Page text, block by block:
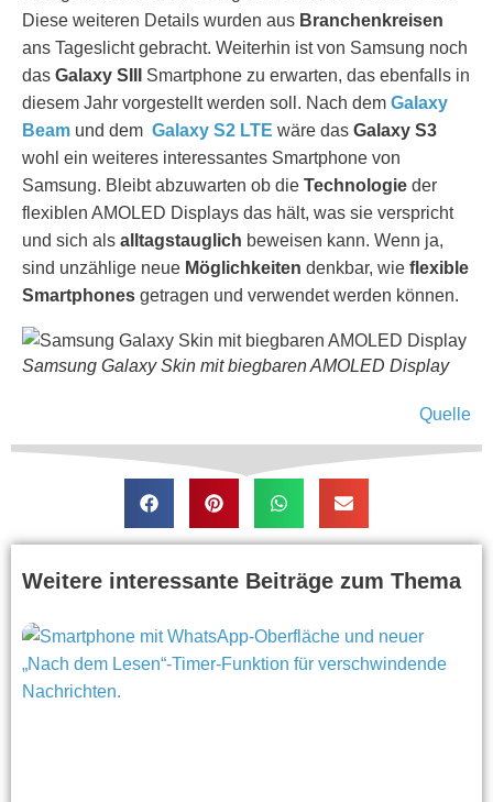
Diese weiteren Details wurden aus Branchenkreisen
ans Tageslicht gebracht. Weiterhin ist von Samsung noch
das Galaxy SIII
Smartphone zu erwarten, das ebenfalls in
diesem Jahr vorgestellt werden soll. Nach dem Galaxy
Beam und dem Galaxy S2 LTE wäre das Galaxy S3
wohl ein weiteres interessantes Smartphone von
Samsung. Bleibt abzuwarten ob die Technologie der
flexiblen AMOLED Displays das hält, was sie verspricht
und sich als alltagstauglich beweisen kann. Wenn ja,
sind unzählige neue Möglichkeiten denkbar, wie flexible
Smartphones getragen und verwendet werden können.
Samsung Galaxy Skin mit biegbaren AMOLED Display
Quelle
Weitere interessante Beiträge zum Thema